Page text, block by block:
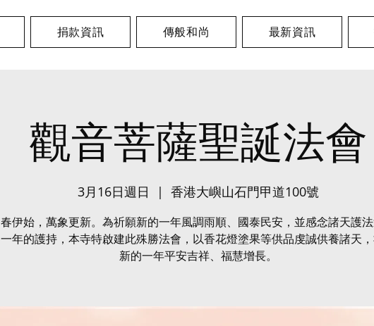
捐款資訊 傳般和尚 最新資訊
觀音菩薩聖誕法會
3月16日週日
  |
香港大嶼山石門甲道100號
春伊始，萬象更新。為祈願新的一年風調雨順、國泰民安，並感念諸天護
一年的護持，本寺特啟建此殊勝法會，以香花燈塗果等供品虔誠供養諸天
新的一年平安吉祥、福慧增長。